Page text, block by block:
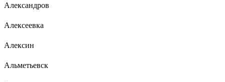
Александров
Алексеевка
Алексин
Альметьевск